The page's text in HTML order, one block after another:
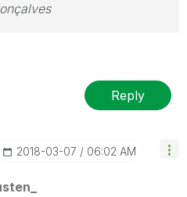
Reply
‎2018-03-07 06:02 AM